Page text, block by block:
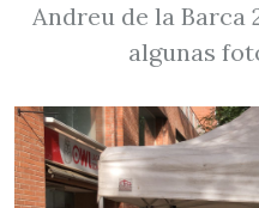
Andreu de la Barca
algunas